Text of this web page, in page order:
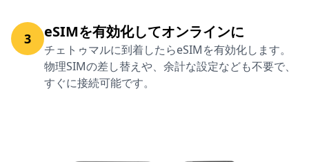
3 eSIMを有効化してオンラインに
チェトゥマルに到着したらeSIMを有効化します。
物理SIMの差し替えや、余計な設定なども不要で、
すぐに接続可能です。